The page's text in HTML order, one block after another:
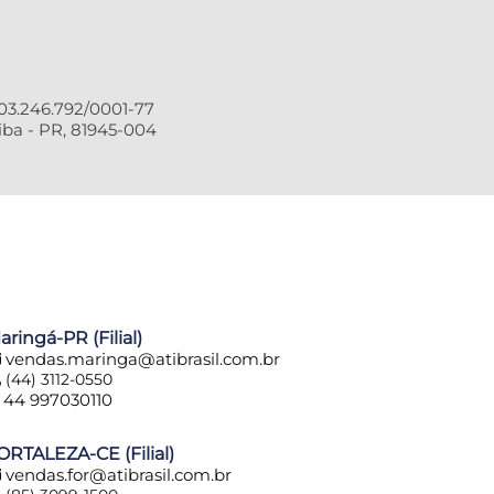
0001-77
- PR, 81945-004
PR (Filial)
vendas.maringa@atibrasil.com.br
(44) 3112-0550
44 997030110
CE (Filial)
vendas.for@atibrasil.com.br